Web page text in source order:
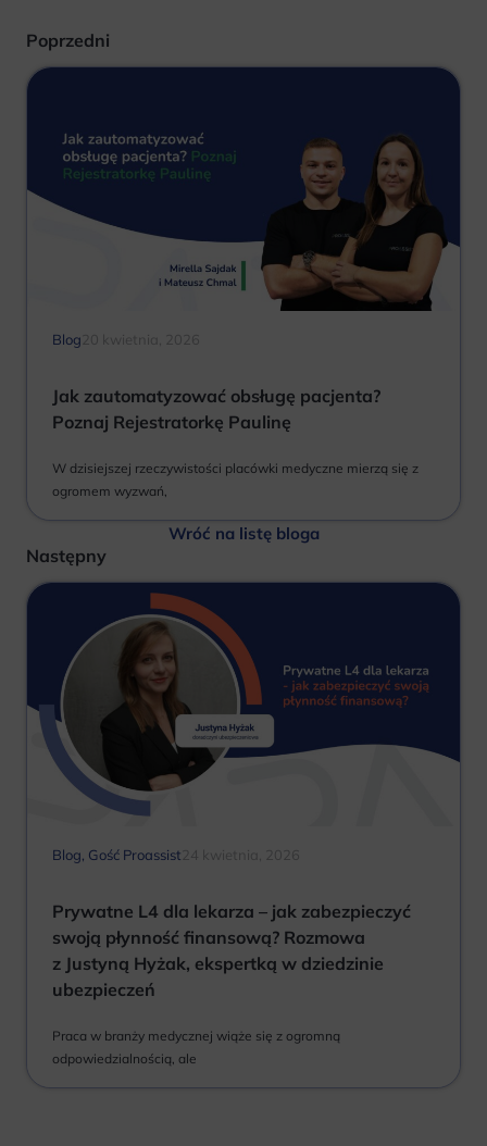
Poprzedni
Blog20 kwietnia, 2026
Jak zautomatyzować obsługę pacjenta?
Poznaj Rejestratorkę Paulinę
W dzisiejszej rzeczywistości placówki medyczne mierzą się z
ogromem wyzwań,
Wróć na listę bloga
Następny
Blog Gość Proassist 24 kwietnia, 2026
Prywatne L4 dla lekarza – jak zabezpieczyć
swoją płynność finansową? Rozmowa
z Justyną Hyżak, ekspertką w dziedzinie
ubezpieczeń
Praca w branży medycznej wiąże się z ogromną
odpowiedzialnością, ale